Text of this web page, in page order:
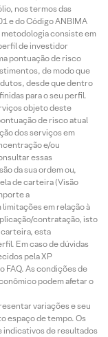
nos termos das
e do Código ANBIMA
consiste em
de investidor
pontuação de risco
de modo que
desde que dentro
para o seu perfil.
objeto deste
de risco atual
dos serviços em
e/ou
essas
da sua ordem ou,
de carteira (Visão
a
em relação à
contratação, isto
carteira, esta
Em caso de dúvidas
pela XP
FAQ. As condições de
podem afetar o
variações e seu
espaço de tempo. Os
indicativos de resultados